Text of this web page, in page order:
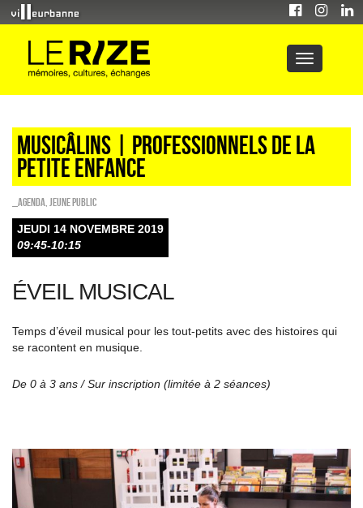
Musicâlins | professionnels de la
petite enfance
_Agenda Jeune public
JEUDI 14 NOVEMBRE 2019
09:45-10:15
ÉVEIL MUSICAL
Temps d’éveil musical pour les tout-petits avec des histoires qui
se racontent en musique.
De 0 à 3 ans /Sur inscription (limitée à 2 séances)